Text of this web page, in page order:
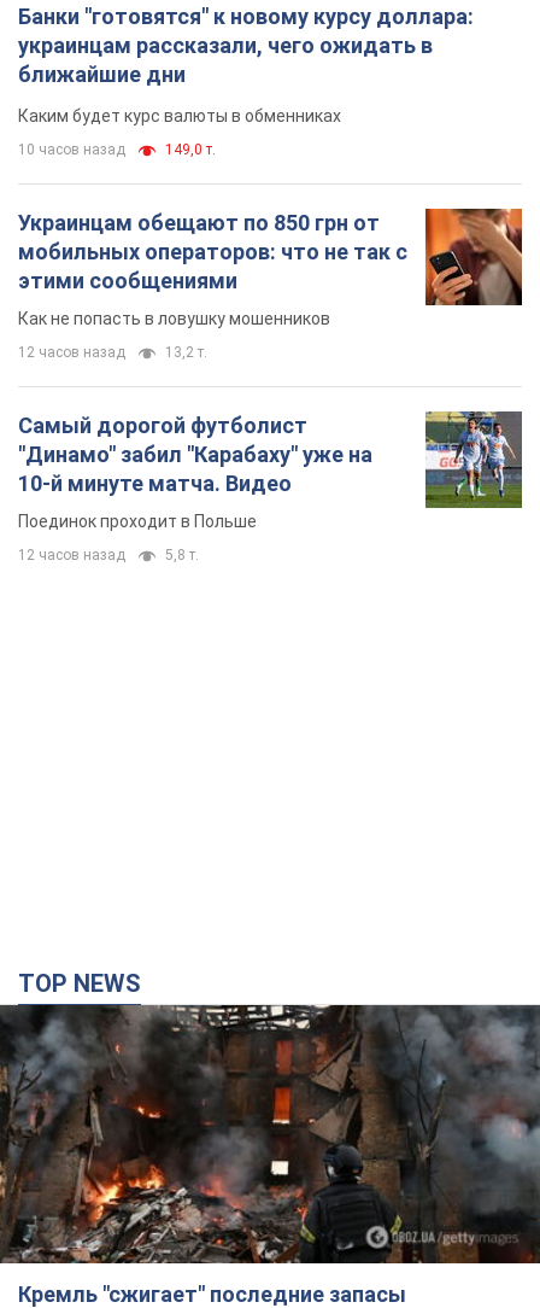
Банки "готовятся" к новому курсу доллара:
украинцам рассказали, чего ожидать в
ближайшие дни
Каким будет курс валюты в обменниках
10 часов назад 149,0 т.
Украинцам обещают по 850 грн от
мобильных операторов: что не так с
этими сообщениями
Как не попасть в ловушку мошенников
12 часов назад 13,2 т.
Самый дорогой футболист
"Динамо" забил "Карабаху" уже на
10-й минуте матча. Видео
Поединок проходит в Польше
12 часов назад 5,8 т.
TOP NEWS
Кремль "сжигает" последние запасы